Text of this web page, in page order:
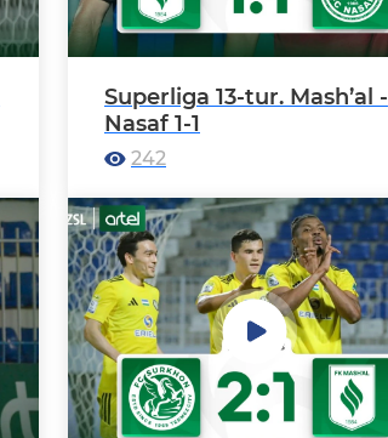
Superliga 13-tur. Mash’al -
Nasaf 1-1
242